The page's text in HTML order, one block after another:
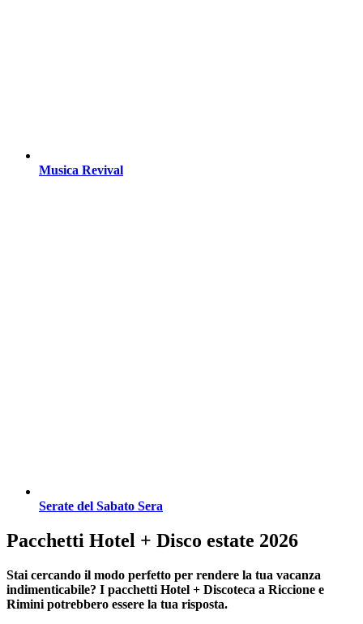
Musica Revival
Serate del Sabato Sera
Pacchetti Hotel + Disco estate 2026
Stai cercando il modo perfetto per rendere la tua vacanza
indimenticabile? I pacchetti Hotel + Discoteca a Riccione e
Rimini potrebbero essere la tua risposta.